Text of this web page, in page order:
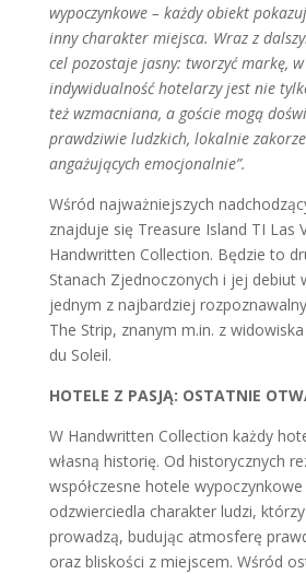
wypoczynkowe – każdy obiekt
inny charakter miejsca. Wraz z
cel pozostaje jasny: tworzyć markę,
indywidualność hotelarzy jest nie
też wzmacniana, a goście mogą
prawdziwie ludzkich, lokalnie
angażujących emocjonalnie”.
Wśród najważniejszych
znajduje się Treasure Island TI Las
Handwritten Collection. Będzie to
Stanach Zjednoczonych i jej debiut
jednym z najbardziej
The Strip, znanym m.in. z
du Soleil.
HOTELE Z PASJĄ: OSTATNIE
W Handwritten Collection każdy
własną historię. Od historycznych
współczesne hotele
odzwierciedla charakter ludzi,
prowadzą, budując atmosferę
oraz bliskości z miejscem. Wśród